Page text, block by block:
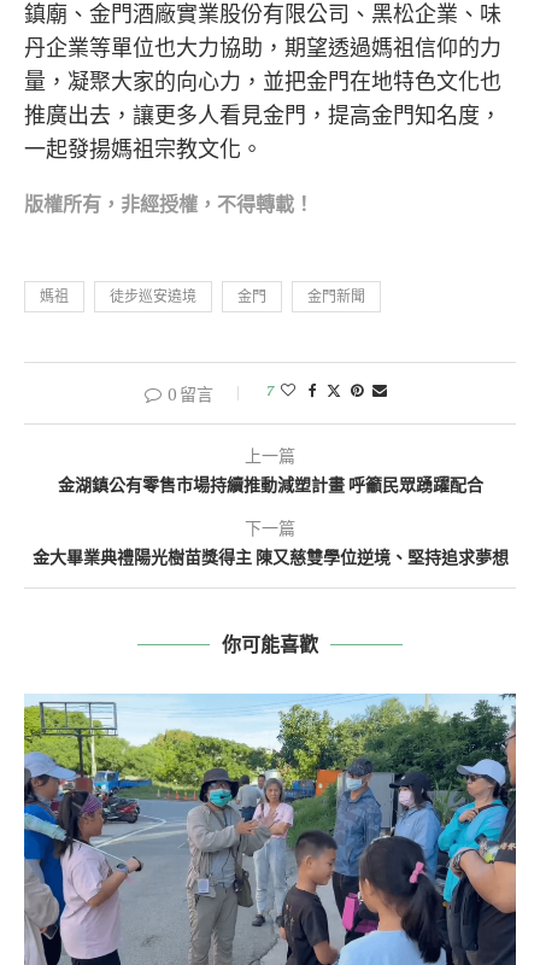
鎮廟、金門酒廠實業股份有限公司、黑松企業、味
丹企業等單位也大力協助，期望透過媽祖信仰的力
量，凝聚大家的向心力，並把金門在地特色文化也
推廣出去，讓更多人看見金門，提高金門知名度，
一起發揚媽祖宗教文化。
版權所有，非經授權，不得轉載！
媽祖 徒步巡安遶境 金門 金門新聞
0 留言 7
上一篇
金湖鎮公有零售市場持續推動減塑計畫 呼籲民眾踴躍配合
下一篇
金大畢業典禮陽光樹苗獎得主 陳又慈雙學位逆境、堅持追求夢想
你可能喜歡